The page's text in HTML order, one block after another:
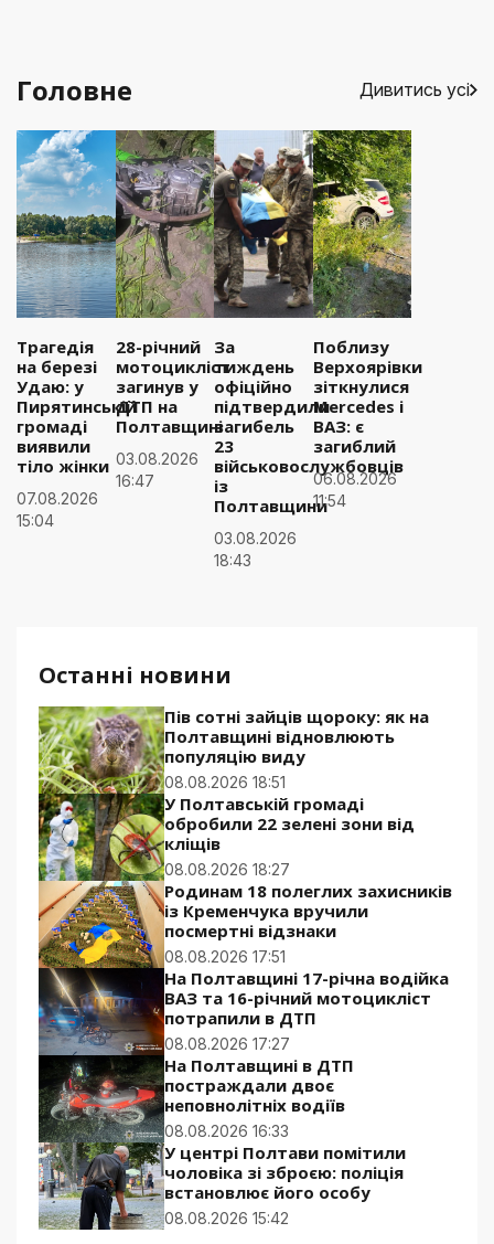
Останні новини
Пів сотні зайців щороку: як на
Полтавщині відновлюють
популяцію виду
08.08.2026 18:51
У Полтавській громаді
обробили 22 зелені зони від
кліщів
08.08.2026 18:27
Родинам 18 полеглих захисників
із Кременчука вручили
посмертні відзнаки
08.08.2026 17:51
На Полтавщині 17-річна водійка
ВАЗ та 16-річний мотоцикліст
потрапили в ДТП
08.08.2026 17:27
На Полтавщині в ДТП
постраждали двоє
неповнолітніх водіїв
08.08.2026 16:33
У центрі Полтави помітили
чоловіка зі зброєю: поліція
встановлює його особу
08.08.2026 15:42
Головне Дивитись усі
Трагедія
на березі
Удаю: у
Пирятинській
громаді
виявили
тіло жінки
07.08.2026
15:04
28-річний
мотоцикліст
загинув у
ДТП на
Полтавщині
03.08.2026
16:47
За
тиждень
офіційно
підтвердили
загибель
23
військовослужбовців
із
Полтавщини
03.08.2026
18:43
Поблизу
Верхоярівки
зіткнулися
Mercedes і
ВАЗ: є
загиблий
06.08.2026
11:54